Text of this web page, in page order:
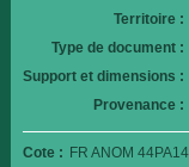
Territoire :
Type de document :
Support et dimensions :
Provenance :
Cote : FR ANOM